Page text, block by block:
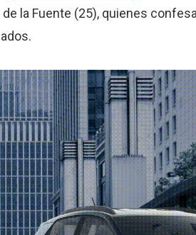
de la Fuente (25), quienes